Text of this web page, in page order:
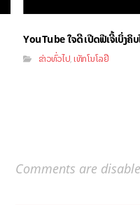
YouTube ໃຈດີ ເປີດຟີເຈີ້ເບິ່ງ
ຂ່າວທົ່ວໄປ ,ເທັກໂນໂລຢີ
Comments are